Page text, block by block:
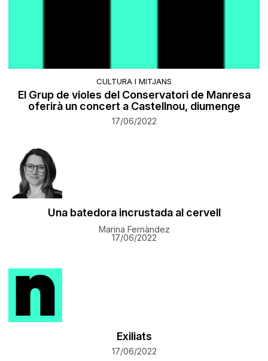
CULTURA I MITJANS
El Grup de violes del Conservatori de Manresa
oferirà un concert a Castellnou, diumenge
17/06/2022
Una batedora incrustada al cervell
Marina Fernàndez
17/06/2022
Exiliats
17/06/2022